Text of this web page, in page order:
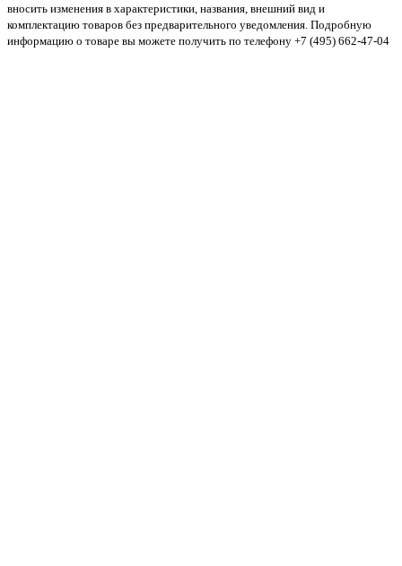
вносить изменения в характеристики, названия, внешний вид и
комплектацию товаров без предварительного уведомления. Подробную
информацию о товаре вы можете получить по телефону +7 (495) 662-47-04